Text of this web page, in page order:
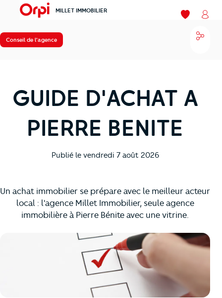
menu MILLET IMMOBILIER
Mes favoris
Conseil de l'agence
GUIDE D'ACHAT A
PIERRE BENITE
Publié le vendredi 7 août 2026
Un achat immobilier se prépare avec le meilleur acteur
local : l'agence Millet Immobilier, seule agence
immobilière à Pierre Bénite avec une vitrine.